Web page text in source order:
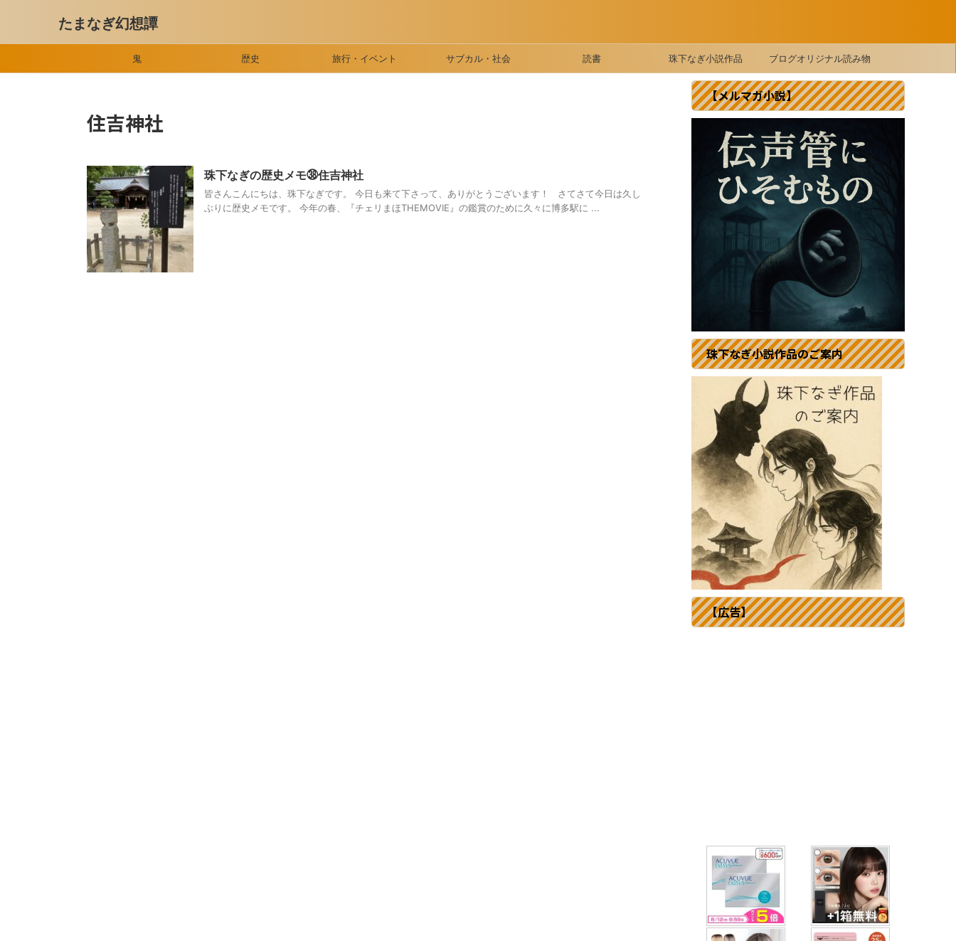
たまなぎ幻想譚
鬼 歴史 旅行・イベント サブカル・社会 読書 珠下なぎ小説作品 ブログオリジナル読み物
住吉神社
珠下なぎの歴史メモ㊳住吉神社
皆さんこんにちは、珠下なぎです。 今日も来て下さって、ありがとうございます！ さてさて今日は久し
ぶりに歴史メモです。 今年の春、『チェリまほTHEMOVIE』の鑑賞のために久々に博多駅に ...
【メルマガ小説】
珠下なぎ小説作品のご案内
【広告】